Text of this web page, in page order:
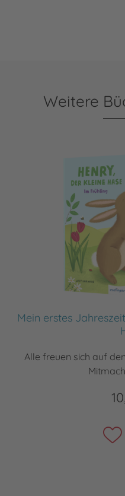
Weitere
Mein erstes
Alle freuen sich auf